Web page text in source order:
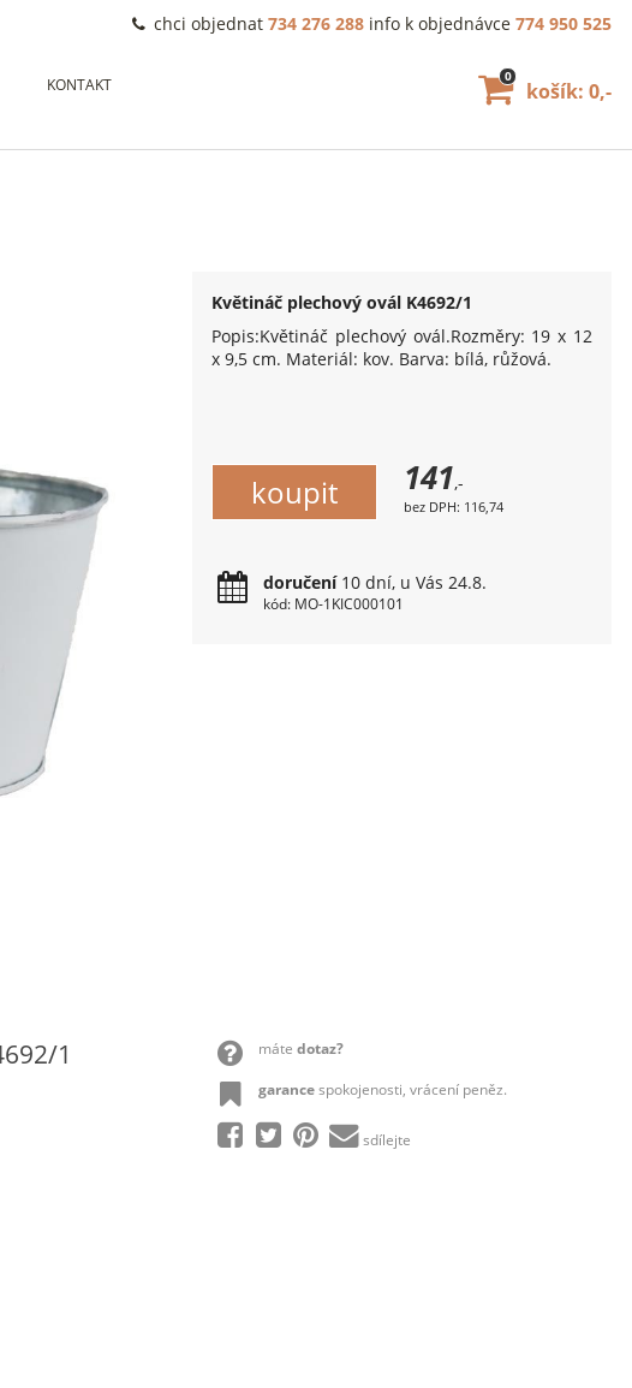
Květináč plechový ovál K4692/1
Popis:Květináč plechový ovál.Rozměry: 19 x 12
x 9,5 cm. Materiál: kov. Barva: bílá, růžová.
141,-
bez DPH: 116,74
doručení10 dní, u Vás 24.8.
kód: MO-1KIC000101
máte dotaz?
garancespokojenosti, vrácení peněz.
sdílejte
1
KONTAKT
chci objednat 734 276 288 info k objednávce 774 950 525
košík: 0,-
0